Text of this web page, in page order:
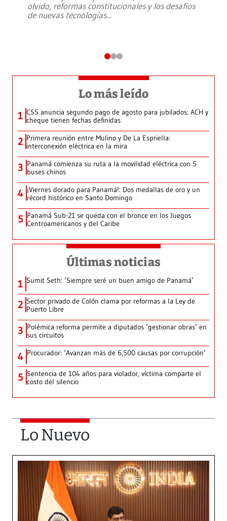
olvido, reformas constitucionales y los desafíos
de nuevas tecnologías...
Lo más leído
1 CSS anuncia segundo pago de agosto para jubilados: ACH y
cheque tienen fechas definidas
2 Primera reunión entre Mulino y De La Espriella:
interconexión eléctrica en la mira
3 Panamá comienza su ruta a la movilidad eléctrica con 5
buses chinos
4 ¡Viernes dorado para Panamá!: Dos medallas de oro y un
récord histórico en Santo Domingo
5 Panamá Sub-21 se queda con el bronce en los Juegos
Centroamericanos y del Caribe
Últimas noticias
1 Sumit Seth: ‘Siempre seré un buen amigo de Panamá’
2 Sector privado de Colón clama por reformas a la Ley de
Puerto Libre
3 Polémica reforma permite a diputados ‘gestionar obras’ en
sus circuitos
4 Procurador: ‘Avanzan más de 6,500 causas por corrupción’
5 Sentencia de 104 años para violador, víctima comparte el
costo del silencio
Lo Nuevo